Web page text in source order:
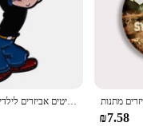
סיכות אמייל איש אמייל מצוירת בגדי עור תיק בגדי דש תגי אופנה תכשיטים אביזרים לילדים מתנות חברים
₪7.58